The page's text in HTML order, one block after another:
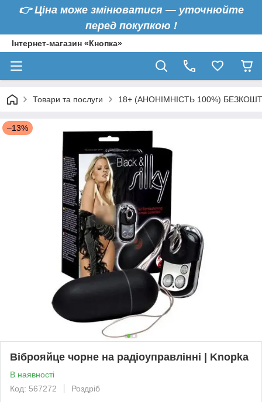
👉Ціна може змінюватися — уточнюйте
перед покупкою !
Інтернет-магазин «Кнопка»
Товари та послуги 18+ (АНОНІМНІСТЬ 100%)
–13%
Віброяйце чорне на радіоуправлінні | Knopka
В наявності
Код: 567272
Роздріб